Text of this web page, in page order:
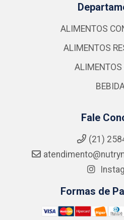
ALIMENTOS
ALIMENTOS
ALIMENTOS
Fale
(21)
Formas de